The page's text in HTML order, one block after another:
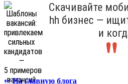
Скачивайте
hh бизнес —
и
↩На главную блога